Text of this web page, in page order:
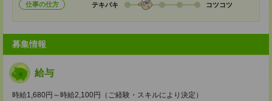
仕事の仕方 テキパキ コツコツ
募集情報
給与
時給1,680円～時給2,100円（ご経験・スキルにより決定）